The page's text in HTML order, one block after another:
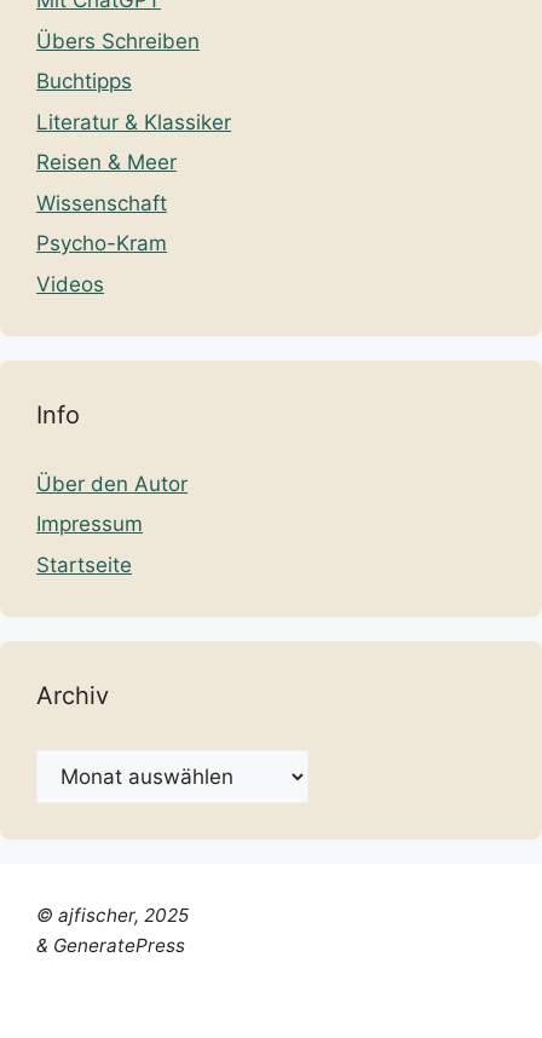
Übers Schreiben
Buchtipps
Literatur & Klassiker
Reisen & Meer
Wissenschaft
Psycho-Kram
Videos
Info
Über den Autor
Impressum
Startseite
Archiv
Archiv
© ajfischer, 2025
& GeneratePress